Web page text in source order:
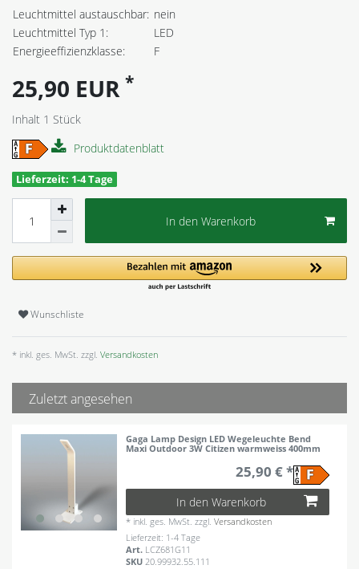
Leuchtmittel austauschbar: nein
Leuchtmittel Typ 1:
LED
Energieeffizienzklasse:
F
25,90 EUR *
Inhalt 1 Stück
Produktdatenblatt
Lieferzeit: 1-4 Tage
In den Warenkorb
Wunschliste
* inkl. ges. MwSt. zzgl. Versandkosten
Zuletzt angesehen
Gaga Lamp Design LED Wegeleuchte Bend
Maxi Outdoor 3W Citizen warmweiss 400mm
25,90 € *
In den Warenkorb
* inkl. ges. MwSt. zzgl.Versandkosten
Lieferzeit: 1-4 Tage
Art. LCZ681G11
SKU20.99932.55.111